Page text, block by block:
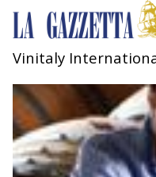
AMBIENTE
MOBILITÀ
INDUSTRIA
Vinitaly